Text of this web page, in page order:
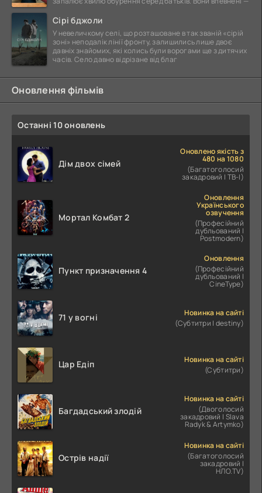
Сірі бджоли
У невеличкому селі, що розташоване в так званій «сірій
зоні» неподалік лінії фронту, залишились лише двоє
давніх знайомих, які колись були ворогами ще з дитячих
часів. Село давно відрізане від благ
Оновлення фільмів
Останні 10 оновлень
Дім двох сімей
Оновлено якість з
480 на 1080
(Багатоголосий
закадровий | ТВ-І)
Мортал Комбат 2
Оновлення
Українського
озвучення
(Професійний
дубльований |
Postmodern)
Пункт призначення 4
Оновлення
(Професійний
дубльований |
CineType)
71 у вогні
Новинка на сайті
(Субтитри | destiny)
Цар Едіп
Новинка на сайті
(Субтитри)
Багдадський злодій
Новинка на сайті
(Двоголосий
закадровий | Slava
Radyk & Artymko)
Острів надії
Новинка на сайті
(Багатоголосий
закадровий |
НЛО.TV)